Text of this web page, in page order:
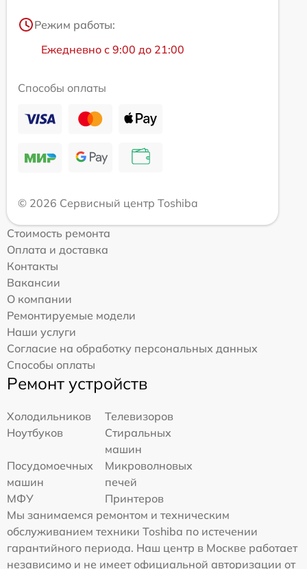
Режим работы:
Ежедневно с 9:00 до 21:00
Способы оплаты
© 2026 Сервисный центр Toshiba
Стоимость ремонта
Оплата и доставка
Контакты
Вакансии
О компании
Ремонтируемые модели
Наши услуги
Согласие на обработку персональных данных
Способы оплаты
Ремонт устройств
Холодильников
Телевизоров
Ноутбуков
Стиральных
машин
Посудомоечных
машин
Микроволновых
печей
МФУ
Принтеров
Мы занимаемся ремонтом и техническим
обслуживанием техники Toshiba по истечении
гарантийного периода. Наш центр в Москве работает
независимо и не имеет официальной авторизации от